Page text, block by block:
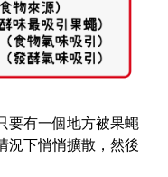
要有一個地方被果蠅
況下悄悄擴散，然後